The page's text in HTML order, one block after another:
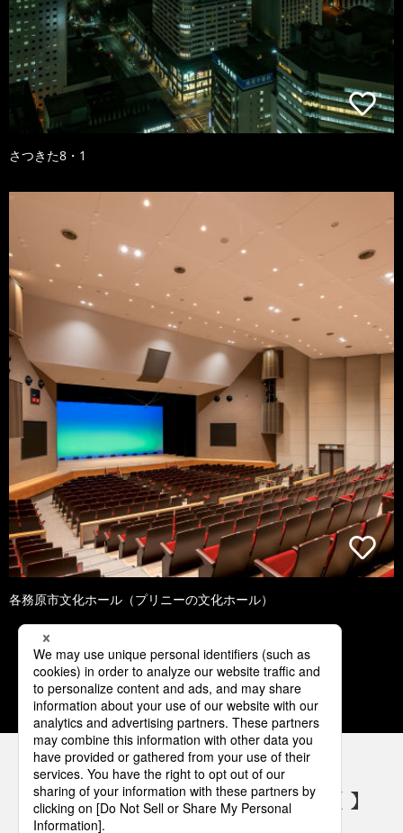
さつきた8・1
各務原市文化ホール（プリニーの文化ホール）
1 2 3 4 5
パナソニックの電気設備 SNSアカウント